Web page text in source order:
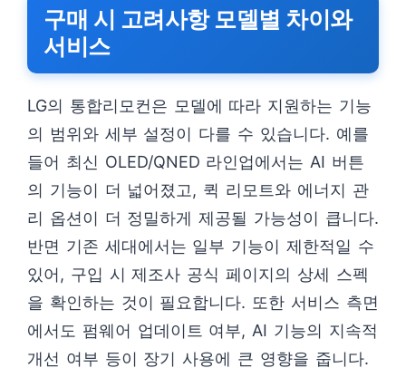
구매 시 고려사항 모델별 차이와
서비스
LG의 통합리모컨은 모델에 따라 지원하는 기능
의 범위와 세부 설정이 다를 수 있습니다. 예를
들어 최신 OLED/QNED 라인업에서는 AI 버튼
의 기능이 더 넓어졌고, 퀵 리모트와 에너지 관
리 옵션이 더 정밀하게 제공될 가능성이 큽니다.
반면 기존 세대에서는 일부 기능이 제한적일 수
있어, 구입 시 제조사 공식 페이지의 상세 스펙
을 확인하는 것이 필요합니다. 또한 서비스 측면
에서도 펌웨어 업데이트 여부, AI 기능의 지속적
개선 여부 등이 장기 사용에 큰 영향을 줍니다.